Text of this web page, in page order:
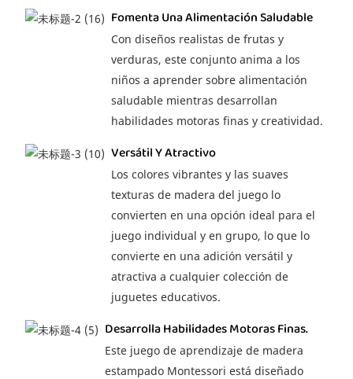
Fomenta Una Alimentación Saludable
Con diseños realistas de frutas y
verduras, este conjunto anima a los
niños a aprender sobre alimentación
saludable mientras desarrollan
habilidades motoras finas y creatividad.
Versátil Y Atractivo
Los colores vibrantes y las suaves
texturas de madera del juego lo
convierten en una opción ideal para el
juego individual y en grupo, lo que lo
convierte en una adición versátil y
atractiva a cualquier colección de
juguetes educativos.
Desarrolla Habilidades Motoras Finas.
Este juego de aprendizaje de madera
estampado Montessori está diseñado